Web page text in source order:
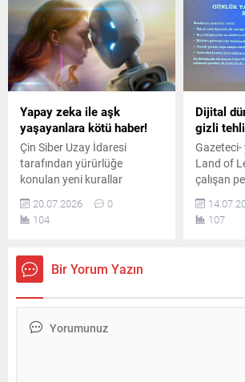
toplantısının ardından Türk
Silahlı Kuvvetleri’ndeki terfi
ve atama kararları
kamuoyuna duyuruldu.
Kararlar kapsamında 25
general ve amiral bir üst
rütbeye yükselirken, 69 albay
da general ve amiralliğe terfi
etti. Terfi eden isimler
arasında Türkiye’nin...
Yapay zeka ile aşk
yaşayanlara kötü haber!
Çin Siber Uzay İdaresi
tarafından yürürlüğe
konulan yeni kurallar
uyarınca, yapay zekâ
hizmetlerinin kullanıcıları
duygusal bağımlılığa
üretmesi yasaklandı.
20.07.2026
0
104
Dijital
gizli
Land of
çalışan
gelerek
mücadele
süresini
107
Bir Yorum Yazın